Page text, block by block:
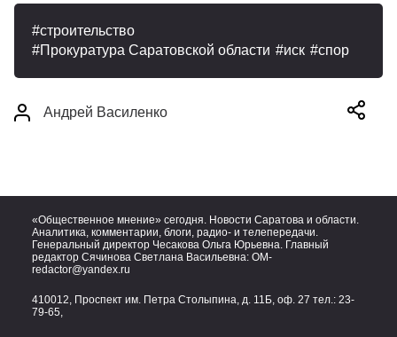
строительство
Прокуратура Саратовской области
иск спор
Андрей Василенко
«Общественное мнение» сегодня. Новости Саратова и области.
Аналитика, комментарии, блоги, радио- и телепередачи.
Генеральный директор Чесакова Ольга Юрьевна. Главный
редактор Сячинова Светлана Васильевна: OM-
redactor@yandex.ru
410012, Проспект им. Петра Столыпина, д. 11Б, оф. 27 тел.: 23-
79-65,